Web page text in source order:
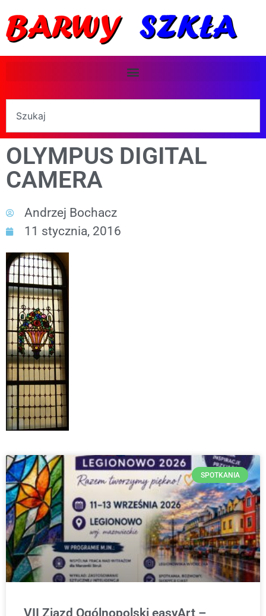
OLYMPUS DIGITAL
CAMERA
Andrzej Bochacz
11 stycznia, 2016
SPOTKANIA